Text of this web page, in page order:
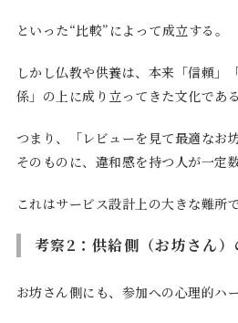
といった“比較”によって成立する。
しかし仏教や供養は、本来「信頼」
係」の上に成り立ってきた文化である
つまり、「レビューを見て最適なお
そのものに、違和感を持つ人が一定数
これはサービス設計上の大きな難所で
考察2：供給側（お坊さん
お坊さん側にも、参加への心理的ハ